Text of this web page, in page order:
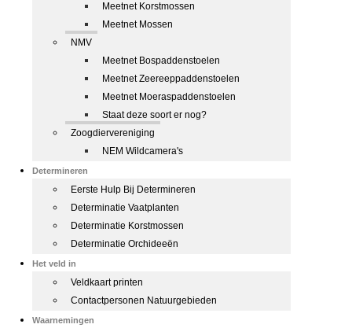
Meetnet Korstmossen
Meetnet Mossen
NMV
Meetnet Bospaddenstoelen
Meetnet Zeereeppaddenstoelen
Meetnet Moeraspaddenstoelen
Staat deze soort er nog?
Zoogdiervereniging
NEM Wildcamera's
Determineren
Eerste Hulp Bij Determineren
Determinatie Vaatplanten
Determinatie Korstmossen
Determinatie Orchideeën
Het veld in
Veldkaart printen
Contactpersonen Natuurgebieden
Waarnemingen